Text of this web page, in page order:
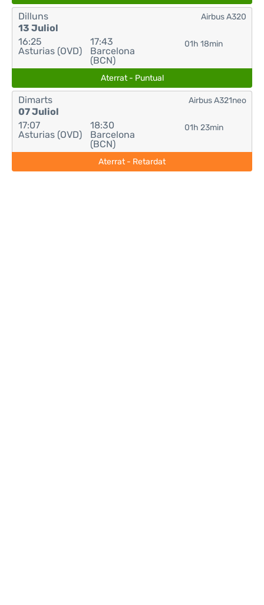
Dilluns
13 Juliol
16:25
Asturias (OVD)
17:43
Barcelona
(BCN)
01h 18min
Airbus A320
Aterrat - Puntual
Dimarts
07 Juliol
17:07
Asturias (OVD)
18:30
Barcelona
(BCN)
01h 23min
Airbus A321neo
Aterrat - Retardat